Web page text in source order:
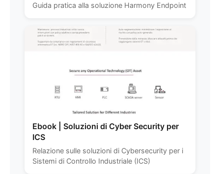
Guida pratica alla soluzione Harmony Endpoint
Ebook | Soluzioni di Cyber Security per
ICS
Relazione sulle soluzioni di Cybersecurity per i
Sistemi di Controllo Industriale (ICS)